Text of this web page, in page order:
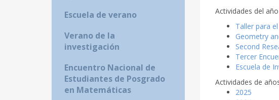
Escuela de verano
Verano de la
investigación
Encuentro Nacional de
Estudiantes de Posgrado
en Matemáticas
Actividades del
Taller para
Geometry
Second
Tercer
Escuela de
Actividades de
2025